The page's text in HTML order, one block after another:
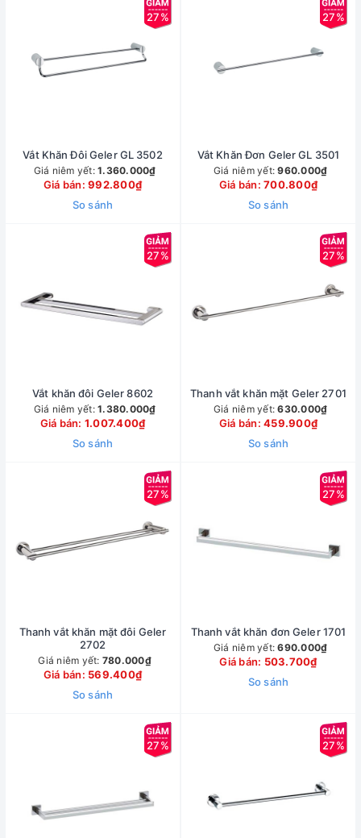
27%
Vắt Khăn Đôi Geler GL 3502
Giá niêm yết: 1.360.000₫
Giá bán:992.800₫
So sánh
27%
Vắt Khăn Đơn Geler GL 3501
Giá niêm yết:960.000₫
Giá bán:700.800₫
So sánh
27%
Vắt khăn đôi Geler 8602
Giá niêm yết: 1.380.000₫
Giá bán: 1.007.400₫
So sánh
27%
Thanh vắt khăn mặt Geler 2701
Giá niêm yết:630.000₫
Giá bán:459.900₫
So sánh
27%
Thanh vắt khăn mặt đôi Geler
2702
Giá niêm yết: 780.000₫
Giá bán: 569.400₫
So sánh
27%
Thanh vắt khăn đơn Geler 1701
Giá niêm yết:690.000₫
Giá bán: 503.700₫
So sánh
27% 27%